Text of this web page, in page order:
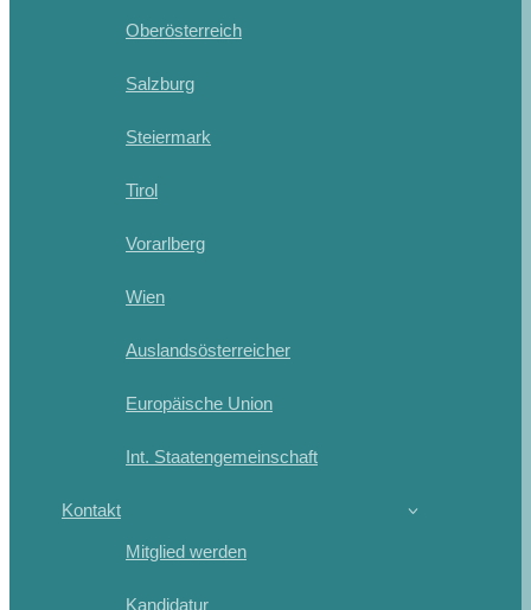
Oberösterreich
Salzburg
Steiermark
Tirol
Vorarlberg
Wien
Auslandsösterreicher
Europäische Union
Int. Staatengemeinschaft
Kontakt
Mitglied werden
Kandidatur